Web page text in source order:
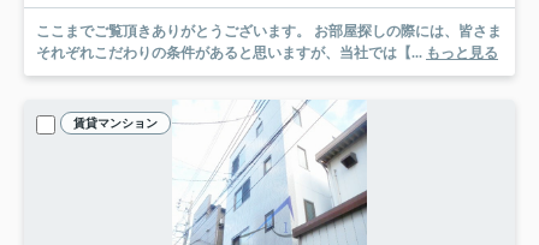
ここまでご覧頂きありがとうございます。 お部屋探しの際には、皆さま
それぞれこだわりの条件があると思いますが、当社では【... もっと見る
賃貸マンション